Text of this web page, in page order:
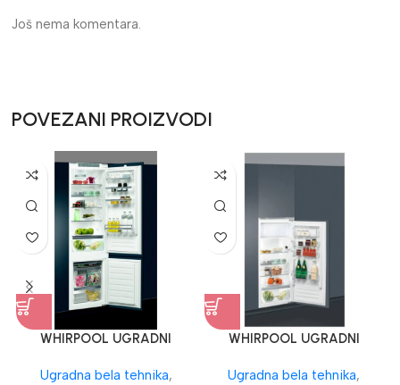
Još nema komentara.
POVEZANI PROIZVODI
WHIRPOOL UGRADNI
Ugradna bela tehnika,
WHIRPOOL UGRADNI
Ugradna bela tehnika,